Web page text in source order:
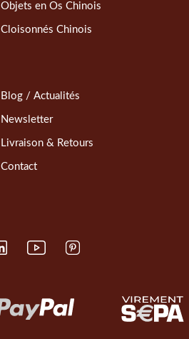
Objets en Os Chinois
Cloisonnés Chinois
Blog / Actualités
Newsletter
Livraison & Retours
Contact